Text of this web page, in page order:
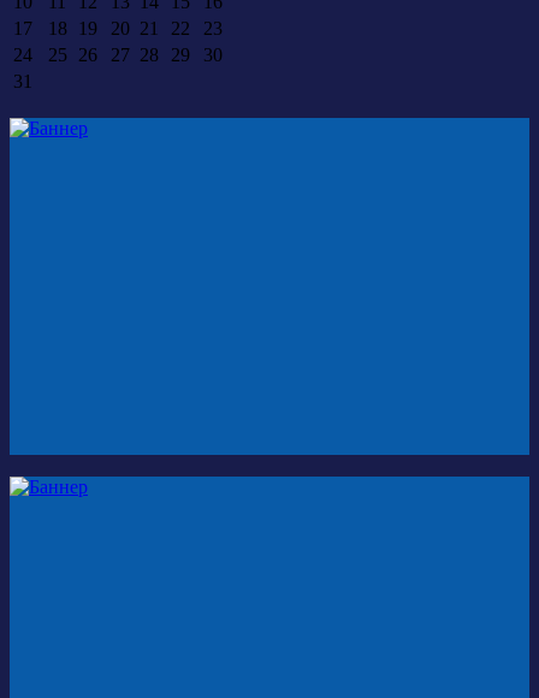
17
18 19 20 21 22
23
24
25 26 27 28 29
30
31